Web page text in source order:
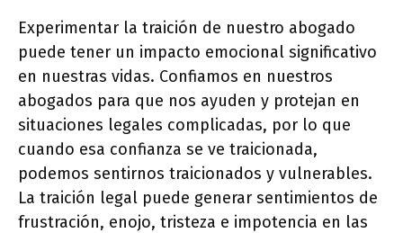
Experimentar la traición de nuestro abogado
puede tener un impacto emocional significativo
en nuestras vidas. Confiamos en nuestros
abogados para que nos ayuden y protejan en
situaciones legales complicadas, por lo que
cuando esa confianza se ve traicionada,
podemos sentirnos traicionados y vulnerables.
La traición legal puede generar sentimientos de
frustración, enojo, tristeza e impotencia en las